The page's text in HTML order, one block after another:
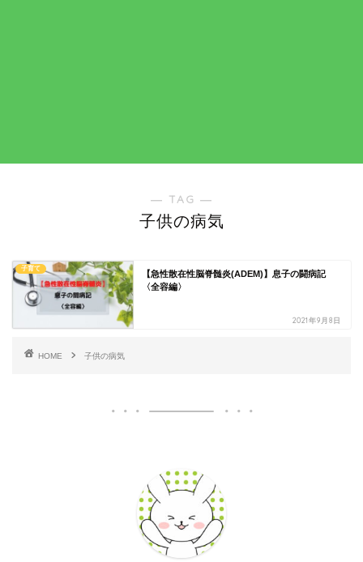
― TAG ―
子供の病気
子育て
【急性散在性脳脊髄炎(ADEM)】息子の闘病記
〈全容編〉
2021年9月8日
HOME 子供の病気